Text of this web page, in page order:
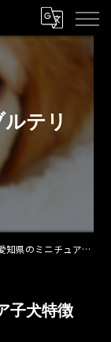
テリ
知県のミニチュアブルテリア子犬特徴
子犬特徴